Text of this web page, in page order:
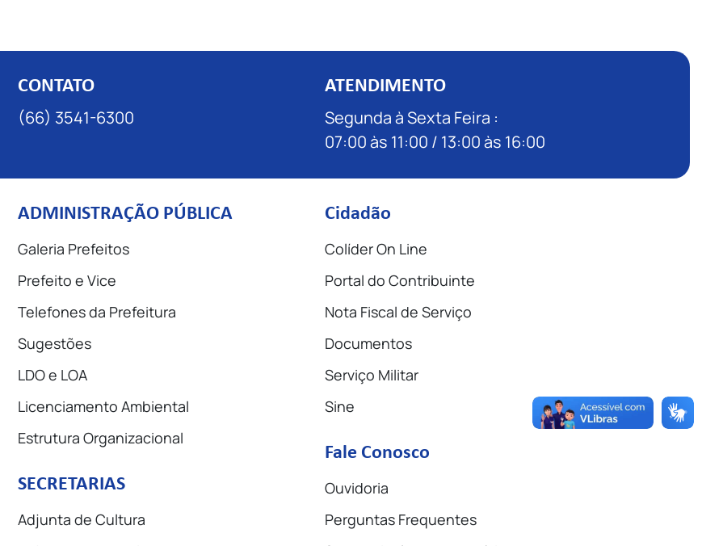
CONTATO
(66) 3541-6300
ATENDIMENTO
Segunda à Sexta Feira :
07:00 às 11:00 / 13:00 às 16:00
ADMINISTRAÇÃO PÚBLICA
Galeria Prefeitos
Prefeito e Vice
Telefones da Prefeitura
Sugestões
LDO e LOA
Licenciamento Ambiental
Estrutura Organizacional
SECRETARIAS
Adjunta de Cultura
Cidadão
Colíder On Line
Portal do Contribuinte
Nota Fiscal de Serviço
Documentos
Serviço Militar
Sine
Fale Conosco
Ouvidoria
Perguntas Frequentes